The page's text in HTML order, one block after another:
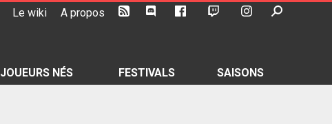
Le wiki A propos
JOUEURS NÉS FESTIVALS SAISONS